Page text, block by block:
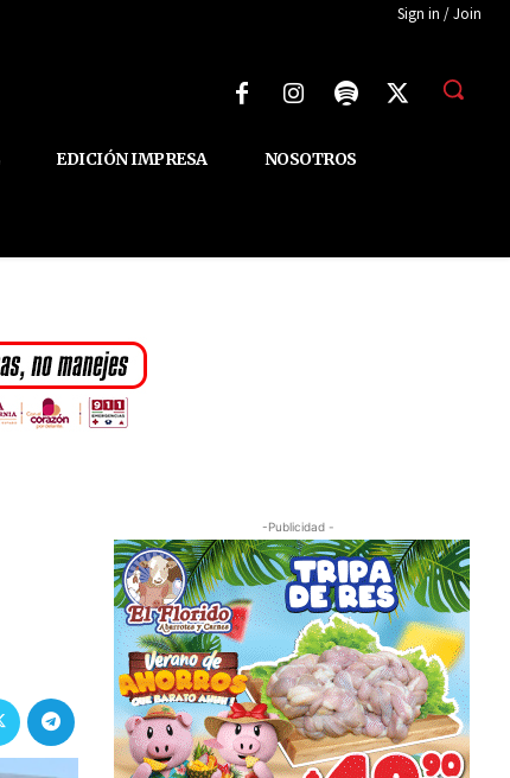
Sign in / Join
EDICIÓN IMPRESA NOSOTROS
-Publicidad -